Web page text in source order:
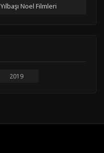
Yılbaşı Noel Filmleri
2019